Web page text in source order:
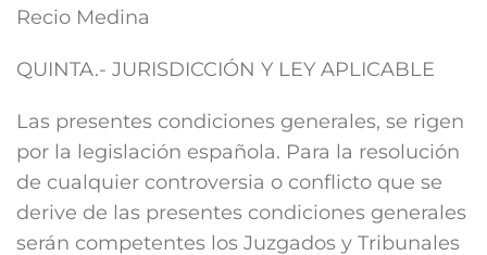
Recio Medina
QUINTA.- JURISDICCIÓN Y LEY APLICABLE
Las presentes condiciones generales, se rigen
por la legislación española. Para la resolución
de cualquier controversia o conflicto que se
derive de las presentes condiciones generales
serán competentes los Juzgados y Tribunales